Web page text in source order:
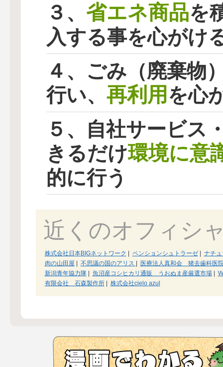
３、 省エネ商品を
入する事を心がけ
４、ごみ（廃棄物
行い、 再利用を心
５、自社サービス
きるだけ環境に意
的に行う
近くのオフィシ
株式会社日本BIGネットワーク ペンションシュトラーゼ|
ナチ
肉の山田屋
不思議の国のアリス
医療法人真和会 猪去歯科医
新潟青年協力隊| 魚沼産コシヒカリ通販 うおぬま産厳選市場|
有限会社 石森製作所| 株式会社cielo azul